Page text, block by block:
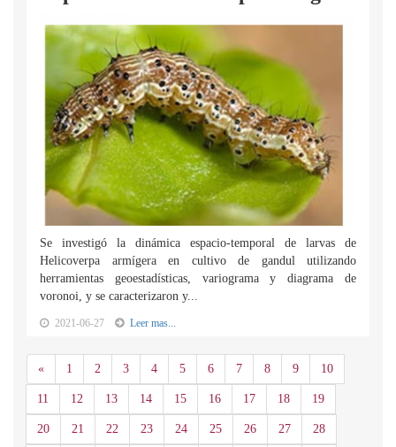
Se investigó la dinámica espacio-temporal de larvas de
Helicoverpa armígera en cultivo de gandul utilizando
herramientas geoestadísticas, variograma y diagrama de
voronoi, y se caracterizaron y...
2021-06-27 Leer mas...
«Anterior
1 2 3 4 5 6 7 8 9 10
11 12 13 14 15 16 17 18 19
20 21 22 23 24 25 26 27 28